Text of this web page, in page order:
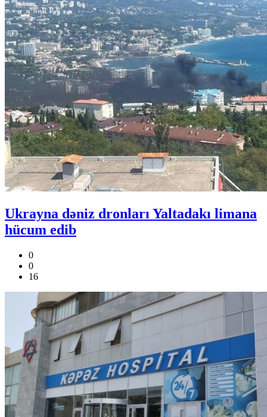
Ukrayna dəniz dronları Yaltadakı limana
hücum edib
0
0
16